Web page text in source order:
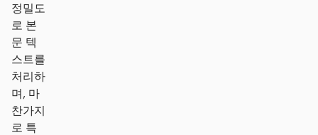
정밀도
로 본
문 텍
스트를
처리하
며, 마
찬가지
로 특